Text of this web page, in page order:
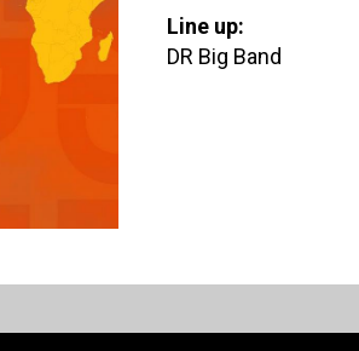
Line up:
DR Big Band